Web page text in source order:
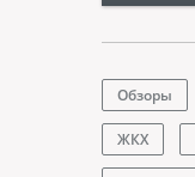
Обзоры
ЖКХ